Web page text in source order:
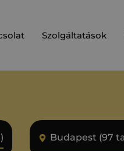
Szolgáltatások
Budapest (97